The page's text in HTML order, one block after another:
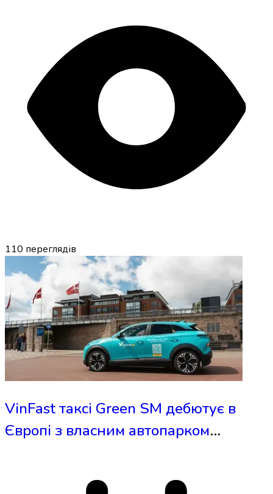
110 переглядів
VinFast таксі Green SM дебютує в
Європі з власним автопарком